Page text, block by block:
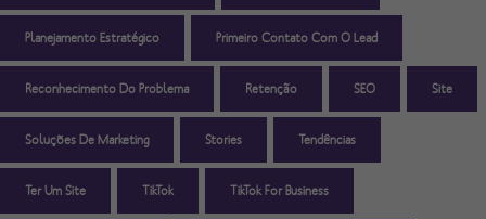
Planejamento Estratégico Primeiro Contato Com O Lead
Reconhecimento Do Problema Retenção SEO Site
Soluções De Marketing Stories Tendências
Ter Um Site TikTok TikTok For Business